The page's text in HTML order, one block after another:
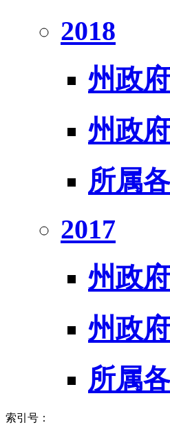
2018
州政
州政
所属
2017
州政
州政
所属
索引号：